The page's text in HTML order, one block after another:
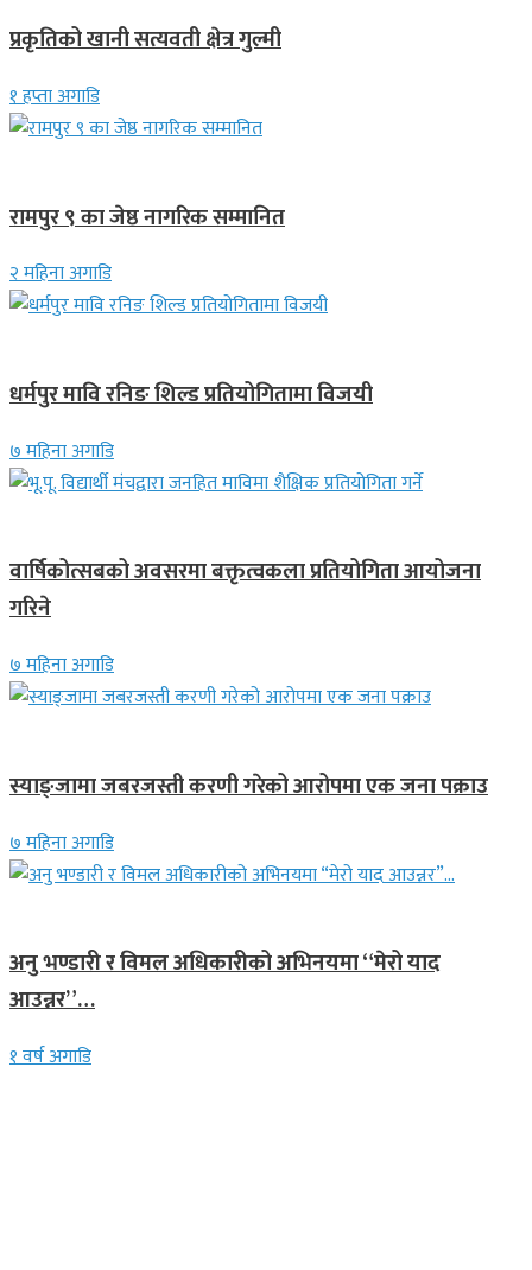
प्रकृतिको खानी सत्यवती क्षेत्र गुल्मी
१ हप्ता अगाडि
रामपुर ९ का जेष्ठ नागरिक सम्मानित
२ महिना अगाडि
धर्मपुर मावि रनिङ शिल्ड प्रतियोगितामा विजयी
७ महिना अगाडि
वार्षिकोत्सबको अवसरमा बक्तृत्वकला प्रतियोगिता आयोजना
गरिने
७ महिना अगाडि
स्याङ्जामा जबरजस्ती करणी गरेको आरोपमा एक जना पक्राउ
७ महिना अगाडि
अनु भण्डारी र विमल अधिकारीको अभिनयमा “मेरो याद
आउन्नर”…
१ वर्ष अगाडि